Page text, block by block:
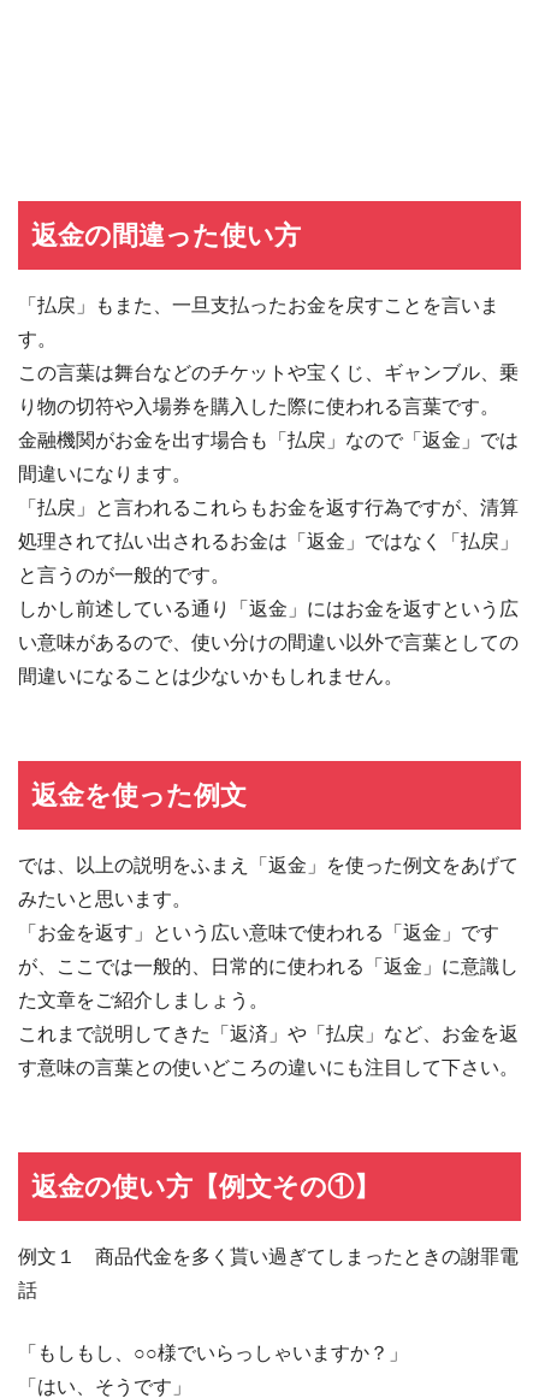
返金の間違った使い方
「払戻」もまた、一旦支払ったお金を戻すことを言いま
す。
この言葉は舞台などのチケットや宝くじ、ギャンブル、乗
り物の切符や入場券を購入した際に使われる言葉です。
金融機関がお金を出す場合も「払戻」なので「返金」では
間違いになります。
「払戻」と言われるこれらもお金を返す行為ですが、清算
処理されて払い出されるお金は「返金」ではなく「払戻」
と言うのが一般的です。
しかし前述している通り「返金」にはお金を返すという広
い意味があるので、使い分けの間違い以外で言葉としての
間違いになることは少ないかもしれません。
返金を使った例文
では、以上の説明をふまえ「返金」を使った例文をあげて
みたいと思います。
「お金を返す」という広い意味で使われる「返金」です
が、ここでは一般的、日常的に使われる「返金」に意識し
た文章をご紹介しましょう。
これまで説明してきた「返済」や「払戻」など、お金を返
す意味の言葉との使いどころの違いにも注目して下さい。
返金の使い方【例文その①】
例文１ 商品代金を多く貰い過ぎてしまったときの謝罪電
話
「もしもし、○○様でいらっしゃいますか？」
「はい、そうです」